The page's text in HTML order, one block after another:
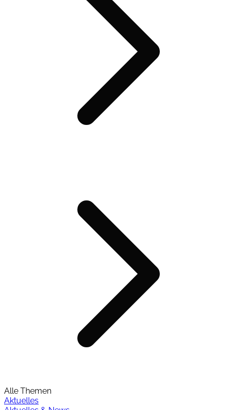
Alle Themen
Aktuelles